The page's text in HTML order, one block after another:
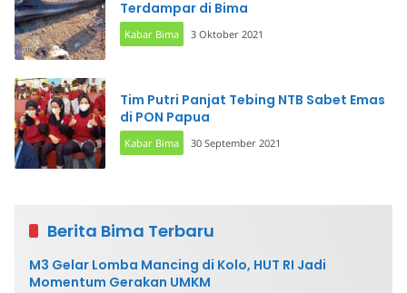
Terdampar di Bima
Kabar Bima 3 Oktober 2021
Tim Putri Panjat Tebing NTB Sabet Emas
di PON Papua
Kabar Bima 30 September 2021
Berita Bima Terbaru
M3 Gelar Lomba Mancing di Kolo, HUT RI Jadi
Momentum Gerakan UMKM